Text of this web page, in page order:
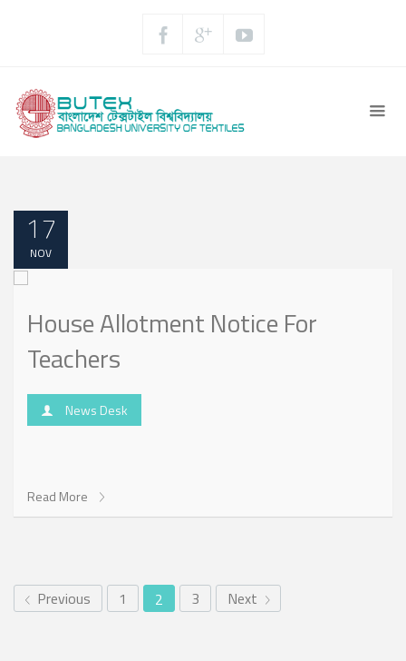
17
NOV
House Allotment Notice For
Teachers
News Desk
Read More
Previous 1 2 3 Next